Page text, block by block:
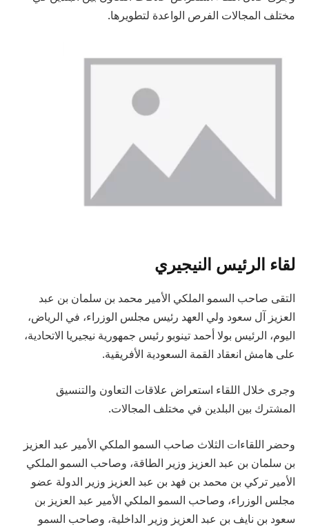
مختلف المجالات الفرص الواعدة لتطويرها.
لقاء الرئيس النيجيري
التقى صاحب السمو الملكي الأمير محمد بن سلمان بن عبد
العزيز آل سعود ولي العهد رئيس مجلس الوزراء، في الرياض،
اليوم، الرئيس بولا أحمد تينوبو رئيس جمهورية نيجيريا الاتحادية،
على هامش انعقاد القمة السعودية الأفريقية.
وجرى خلال اللقاء استعراض علاقات التعاون والتنسيق
المشترك بين البلدين في مختلف المجالات.
وحضر اللقاءات الثلاث صاحب السمو الملكي الأمير عبد العزيز
بن سلمان بن عبد العزيز وزير الطاقة، وصاحب السمو الملكي
الأمير تركي بن محمد بن فهد بن عبد العزيز وزير الدولة عضو
مجلس الوزراء، وصاحب السمو الملكي الأمير عبد العزيز بن
سعود بن نايف بن عبد العزيز وزير الداخلية، وصاحب السمو